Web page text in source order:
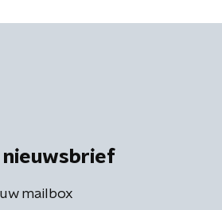
nieuwsbrief
mailbox